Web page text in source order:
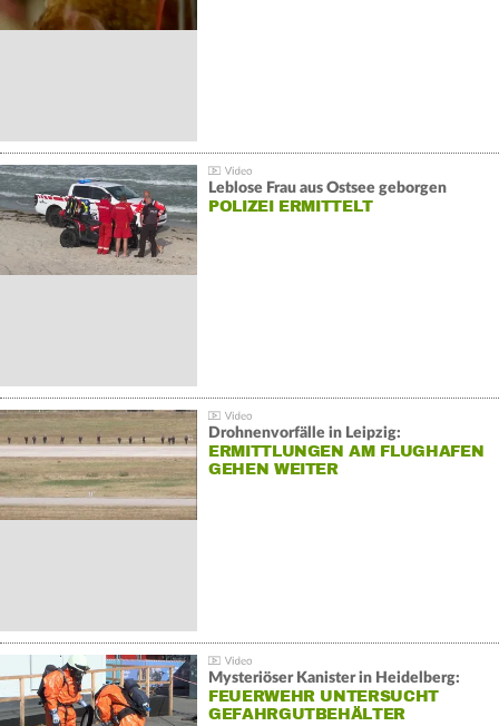
Leblose Frau aus Ostsee geborgen
POLIZEI ERMITTELT
Drohnenvorfälle in Leipzig:
ERMITTLUNGEN AM FLUGHAFEN
GEHEN WEITER
Mysteriöser Kanister in Heidelberg:
FEUERWEHR UNTERSUCHT
GEFAHRGUTBEHÄLTER